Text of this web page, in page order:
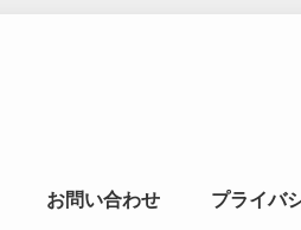
ナール
お問い合わせ プライバ